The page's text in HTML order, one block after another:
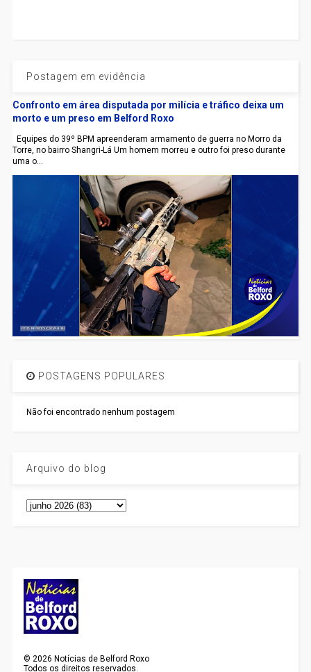
Postagem em evidência
Confronto em área disputada por milícia e tráfico deixa um
morto e um preso em Belford Roxo
Equipes do 39º BPM apreenderam armamento de guerra no Morro da
Torre, no bairro Shangri-Lá Um homem morreu e outro foi preso durante
uma o...
POSTAGENS POPULARES
Não foi encontrado nenhum postagem
Arquivo do blog
©2026 Notícias de Belford Roxo
Todos os direitos reservados.